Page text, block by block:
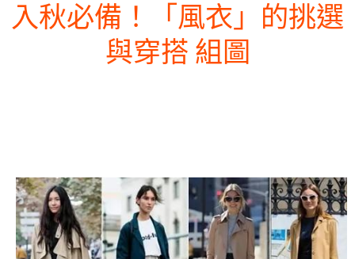
入秋必備！「風衣」的挑選
與穿搭 組圖